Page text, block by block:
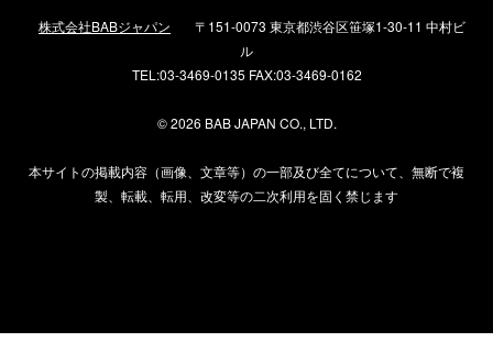
株式会社BABジャパン
〒151-0073 東京都渋谷区笹塚1-30-11 中村ビ
ル
TEL:03-3469-0135 FAX:03-3469-0162
©2026 BAB JAPAN CO., LTD.
本サイトの掲載内容（画像、文章等）の一部及び全てについて、無断で複
製、転載、転用、改変等の二次利用を固く禁じます